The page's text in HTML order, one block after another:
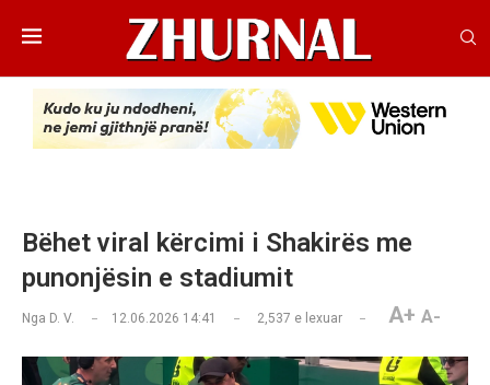
Bëhet viral kërcimi i Shakirës me
punonjësin e stadiumit
Nga D. V. 12.06.2026 14:41 2,537 e lexuar A+ A-